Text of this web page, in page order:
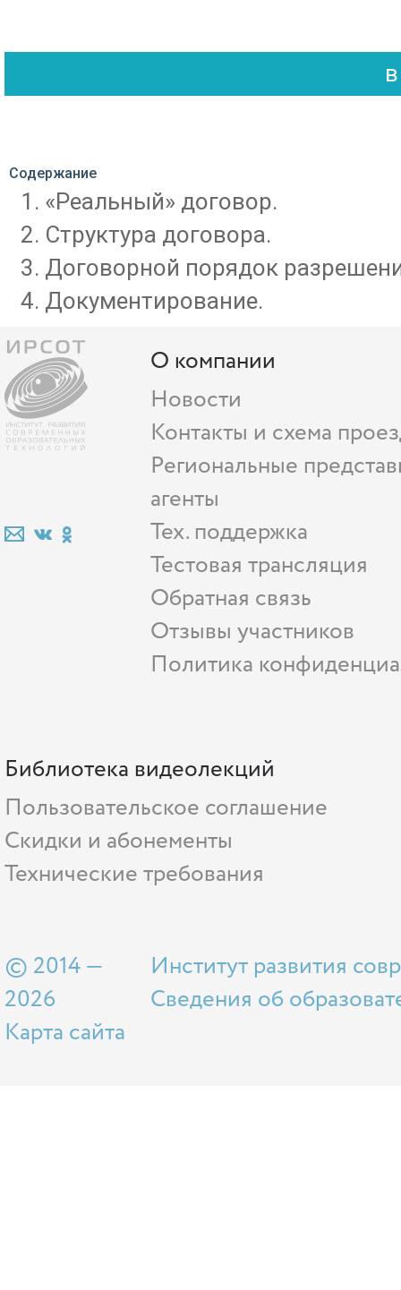
Содержание
«Реальный» договор.
Структура договора.
Договорной порядок
Документирование.
О компании
Новости
Контакты и схема
Региональные
агенты
Тех. поддержка
Тестовая трансляция
Обратная связь
Отзывы участников
Политика
Библиотека видеолекций
Пользовательское соглашение
Скидки и абонементы
Технические требования
© 2014 —
2026
Карта сайта
Институт развития
Сведения об